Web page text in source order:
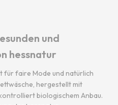
und
hessnatur
für faire Mode und natürlich
hergestellt mit
biologischem Anbau.